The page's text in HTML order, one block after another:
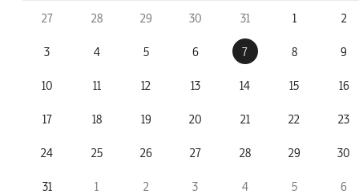
27 28 29 30 31 1 2
3 4 5 6 7 8 9
10 11 12 13 14 15 16
17 18 19 20 21 22 23
24 25 26 27 28 29 30
31 1 2 3 4 5 6